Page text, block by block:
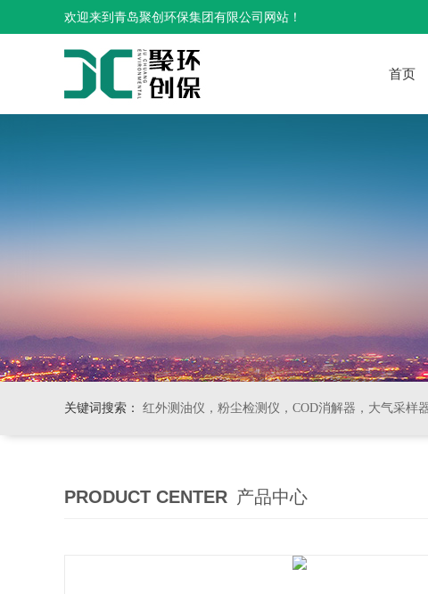
欢迎来到青岛聚创环保集团有限公司网站！
首页
关键词搜索： 红外测油仪，粉尘检测仪，COD消解器，大气采样
PRODUCT CENTER 产品中心